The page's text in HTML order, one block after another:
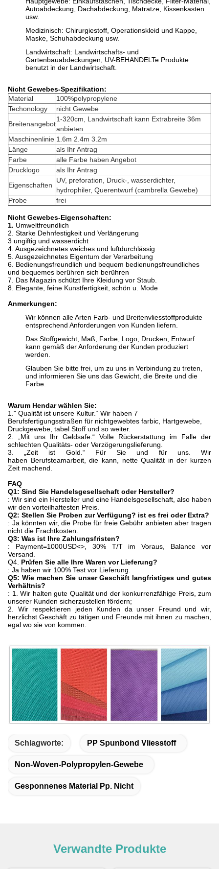
Autoabdeckung, Dachabdeckung, Matratze, Kissenkasten
usw.
Medizinisch: Chirurgiestoff, Operationskleid und Kappe,
Maske, Schuhabdeckung usw.
Landwirtschaft: Landwirtschafts- und
Gartenbauabdeckungen, UV-BEHANDELTe Produkte
benutzt in der Landwirtschaft.
Nicht Gewebes-Spezifikation:
Material
100%polypropylene
Techonology
nicht Gewebe
Breitenangebot
1-320cm, Landwirtschaft kann Extrabreite 36m
anbieten
Maschinenlinie 1.6m 2.4m 3.2m
Länge
als Ihr Antrag
Farbe
alle Farbe haben Angebot
Drucklogo
als Ihr Antrag
Eigenschaften
UV, preforation, Druck-, wasserdichter,
hydrophiler, Querentwurf (cambrella Gewebe)
Probe
frei
Nicht Gewebes-Eigenschaften:
1. Umweltfreundlich
2. Starke Dehnfestigkeit und Verlängerung
3 ungiftig und wasserdicht
4. Ausgezeichnetes weiches und luftdurchlässig
5. Ausgezeichnetes Eigentum der Verarbeitung
6. Bedienungsfreundlich und bequem bedienungsfreundliches
und bequemes berühren sich berühren
7. Das Magazin schützt Ihre Kleidung vor Staub.
8. Elegante, feine Kunstfertigkeit, schön u. Mode
Anmerkungen:
Wir können alle Arten Farb- und Breitenvliesstoffprodukte
entsprechend Anforderungen von Kunden liefern.
Das Stoffgewicht, Maß, Farbe, Logo, Drucken, Entwurf
kann gemäß der Anforderung der Kunden produziert
werden.
Glauben Sie bitte frei, um zu uns in Verbindung zu treten,
und informieren Sie uns das Gewicht, die Breite und die
Farbe.
Warum Hendar wählen Sie:
1." Qualität ist unsere Kultur.“ Wir haben 7
Berufsfertigungsstraßen für nichtgewebtes farbic, Hartgewebe,
Druckgewebe, tabel Stoff und so weiter.
2. „Mit uns Ihr Geldsafe.“ Volle Rückerstattung im Falle der
schlechten Qualitäts- oder Verzögerungslieferung.
3. „Zeit ist Gold.“ Für Sie und für uns. Wir
haben Berufsteamarbeit, die kann, nette Qualität in der kurzen
Zeit machend.
FAQ
Q1: Sind Sie Handelsgesellschaft oder Hersteller?
: Wir sind ein Hersteller und eine Handelsgesellschaft, also haben
wir den vorteilhaftesten Preis.
Q2: Stellen Sie Proben zur Verfügung? ist es frei oder Extra?
: Ja könnten wir, die Probe für freie Gebühr anbieten aber tragen
nicht die Frachtkosten.
Q3: Was ist Ihre Zahlungsfristen?
: Payment=1000USD<>, 30% T/T im Voraus, Balance vor
Versand.
Q4. Prüfen Sie alle Ihre Waren vor Lieferung?
: Ja haben wir 100% Test vor Lieferung.
Q5: Wie machen Sie unser Geschäft langfristiges und gutes
Verhältnis?
: 1. Wir halten gute Qualität und der konkurrenzfähige Preis, zum
unserer Kunden sicherzustellen fördern;
2. Wir respektieren jeden Kunden da unser Freund und wir,
herzlichst Geschäft zu tätigen und Freunde mit ihnen zu machen,
egal wo sie von kommen.
Schlagworte: PP Spunbond Vliesstoff
Non-Woven-Polypropylen-Gewebe
Gesponnenes Material Pp. Nicht
Verwandte Produkte